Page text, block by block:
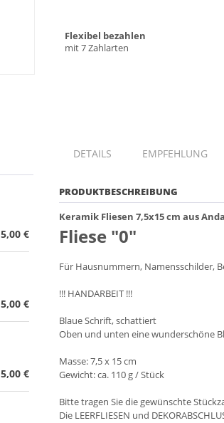
Flexibel bezahlen
mit 7 Zahlarten
DETAILS EMPFEHLUNG
PRODUKTBESCHREIBUNG
Keramik Fliesen 7,5x15 cm aus
Fliese "0"
Für Hausnummern, Namensschilder,
!!! HANDARBEIT !!!
Blaue Schrift, schattiert
Oben und unten eine wunderschöne
Masse: 7,5 x 15 cm
Gewicht: ca. 110 g / Stück
Bitte tragen Sie die gewünschte
Die LEERFLIESEN und
5,00 €
5,00 €
5,00 €